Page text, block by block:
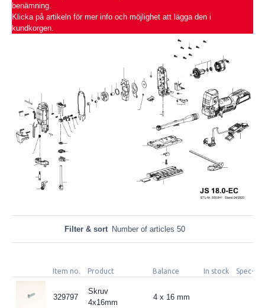
benämning.
Klicka på artikeln för mer info och möjlighet att lägga den i
kundkorgen.
Filter & sort Number of articles 50
Item no. Product Balance In stock Spec-
329797
Skruv
4x16mm
4 x 16 mm